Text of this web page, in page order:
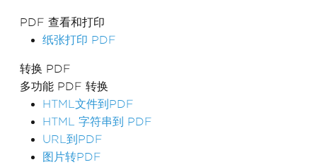
PDF 查看和打印
纸张打印 PDF
转换 PDF
多功能 PDF 转换
HTML文件到PDF
HTML 字符串到 PDF
URL到PDF
图片转PDF